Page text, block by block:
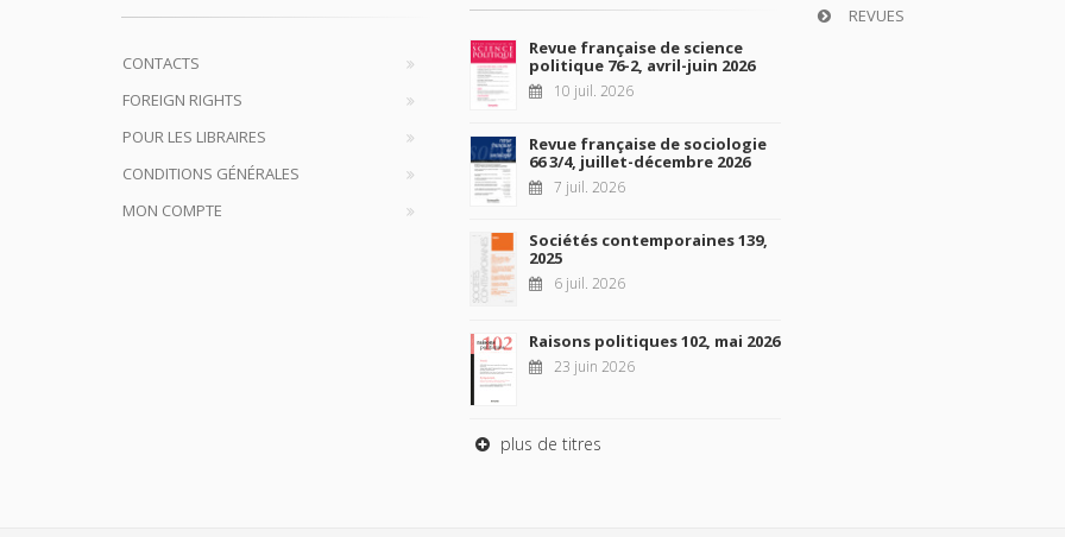
CONTACTS
FOREIGN RIGHTS
POUR LES LIBRAIRES
CONDITIONS GÉNÉRALES
MON COMPTE
Revue française de science
politique 76-2, avril-juin 2026
10 juil. 2026
Revue française de sociologie
66 3/4, juillet-décembre 2026
7 juil. 2026
Sociétés contemporaines 139,
2025
6 juil. 2026
Raisons politiques 102, mai 2026
23 juin 2026
plus de titres
REVUES